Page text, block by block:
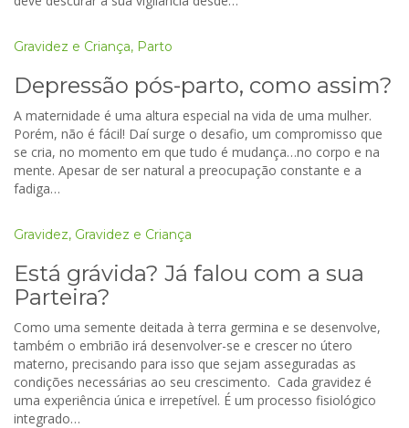
Gravidez e Criança, Parto
Depressão pós-parto, como assim?
A maternidade é uma altura especial na vida de uma mulher.
Porém, não é fácil! Daí surge o desafio, um compromisso que
se cria, no momento em que tudo é mudança…no corpo e na
mente. Apesar de ser natural a preocupação constante e a
fadiga…
Gravidez, Gravidez e Criança
Está grávida? Já falou com a sua
Parteira?
Como uma semente deitada à terra germina e se desenvolve,
também o embrião irá desenvolver-se e crescer no útero
materno, precisando para isso que sejam asseguradas as
condições necessárias ao seu crescimento. Cada gravidez é
uma experiência única e irrepetível. É um processo fisiológico
integrado…